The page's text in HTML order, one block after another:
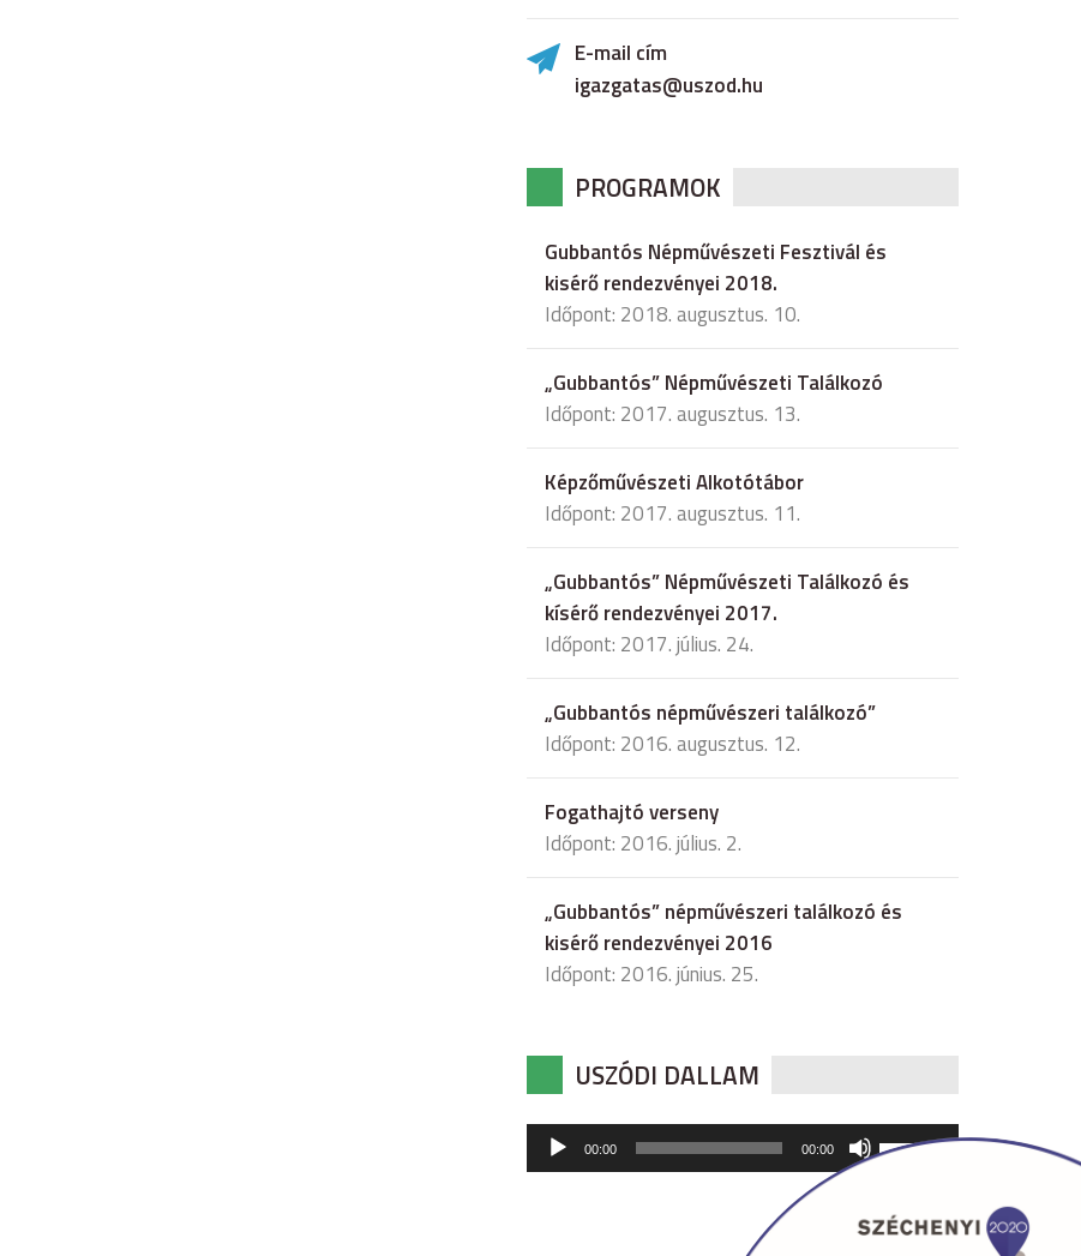
E-mail cím
igazgatas@uszod.hu
PROGRAMOK
Gubbantós Népművészeti Fesztivál és
kisérő rendezvényei 2018.
Időpont: 2018. augusztus. 10.
„Gubbantós” Népművészeti Találkozó
Időpont: 2017. augusztus. 13.
Képzőművészeti Alkotótábor
Időpont: 2017. augusztus. 11.
„Gubbantós” Népművészeti Találkozó és
kísérő rendezvényei 2017.
Időpont: 2017. július. 24.
„Gubbantós népművészeri találkozó”
Időpont: 2016. augusztus. 12.
Fogathajtó verseny
Időpont: 2016. július. 2.
„Gubbantós” népművészeri találkozó és
kisérő rendezvényei 2016
Időpont: 2016. június. 25.
USZÓDI DALLAM
Audió
lejátszó
00:00 00:00
hangerő
csökkentéséhez